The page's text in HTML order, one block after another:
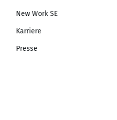
New Work SE
Karriere
Presse